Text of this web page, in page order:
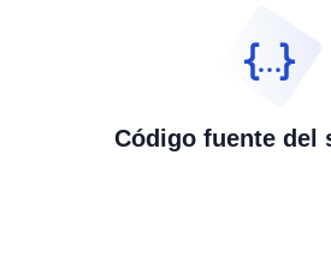
Código fuente del